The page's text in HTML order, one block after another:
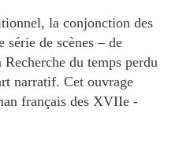
la conjonction des
série de scènes – de
du temps perdu
narratif. Cet ouvrage
français des XVIIe -